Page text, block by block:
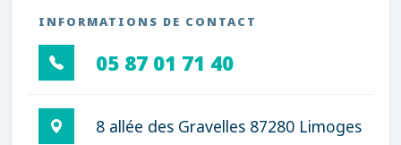
INFORMATIONS DE CONTACT
05 87 01 71 40
8 allée des Gravelles 87280 Limoges